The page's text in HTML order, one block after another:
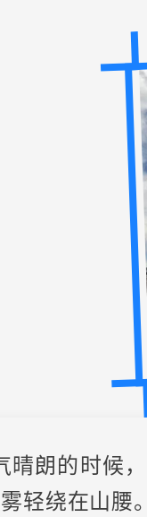
晴朗的时候
轻绕在山腰